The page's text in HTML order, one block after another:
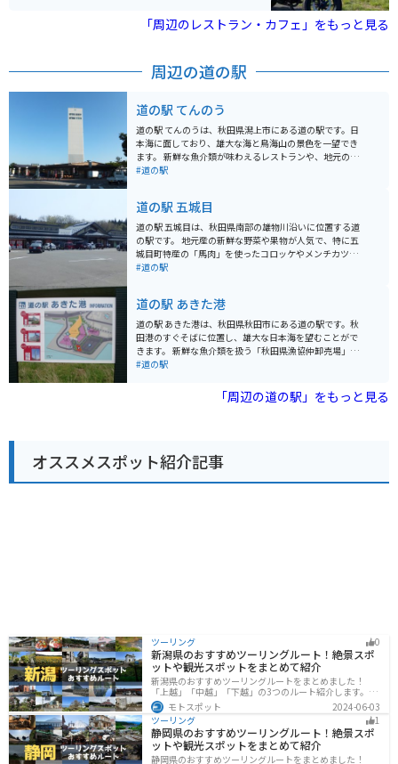
ーヒー休憩をとることができます。 自然を味わいなが
ら、まったりゆっくりとツーリングするには、とってお
体験などもおすすめです。また、長山街道から小岩井農
が、春のお花見と共にツーリングを楽しむこともできま
は『花工房らら倶楽部』様脇の駐車場をご利用いただく
のがおすすめです。（※お店を利用するお客様も利用し
ている駐車場ですので、混雑時は十分にご注意くださ
い。）交通量は多くありませんが、道路への駐停車はお
気を付けください。
「周辺のレストラン・カフェ」をもっと見る
周辺の道の駅
道の駅 てんのう
道の駅 てんのうは、秋田県潟上市にある道の駅です。日
本海に面しており、雄大な海と鳥海山の景色を一望でき
ます。 新鮮な魚介類が味わえるレストランや、地元の農
産物を販売する直売所が人気です。 特におすすめは、岩
安心です。 また、日本海沿岸を走る国道7号線は、景色
が美しくツーリングに最適なルートです。 道の駅 てんの
うは、秋田の自然と食を満喫できるスポットです。
#道の駅
道の駅 五城目
道の駅 五城目は、秋田県南部の雄物川沿いに位置する道
の駅です。 地元産の新鮮な野菜や果物が人気で、特に五
城目町特産の「馬肉」を使ったコロッケやメンチカツな
どの軽食もおすすめです。 隣接する「五城目朝市館」
狭しと並んでいます。 バイクで訪れる際は、道の駅に隣
接する広い駐車場があるので安心です。道の駅から雄物
川沿いを走るルートは、景色も良く、ツーリングにも最
適です。 五城目町は、江戸時代には城下町として栄えた
歴史ある町並みが残っており、道の駅から少し足を延ば
#道の駅
道の駅 あきた港
道の駅 あきた港は、秋田県秋田市にある道の駅です。秋
田港のすぐそばに位置し、雄大な日本海を望むことがで
きます。 新鮮な魚介類を扱う「秋田県漁協仲卸売場」が
併設されており、秋田の海の幸を堪能できます。また、
楽しむことができます。おすすめは、秋田名物のハタハ
タを使った「ハタハタ丼」です。 バイクで訪れる際は、
す。近くに、秋田県立博物館やセリオンタワーなどの観
光スポットがあります。
#道の駅
「周辺の道の駅」をもっと見る
オススメスポット紹介記事
ツーリング 0
新潟県のおすすめツーリングルート！絶景スポ
ットや観光スポットをまとめて紹介
新潟県のおすすめツーリングルートをまとめました！
「上越」「中越」「下越」の3つのルート紹介します。自
然豊かな山と海、グルメも充実しており、自然を満喫す
るツーリングができます。バイクで新潟県にツーリング
に行く際は参考にしてください。
モトスポット
2024-06-03
ツーリング
1
静岡県のおすすめツーリングルート！絶景スポ
ットや観光スポットをまとめて紹介
静岡県のおすすめツーリングルートをまとめました！